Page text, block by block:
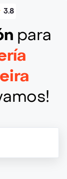
3.8
para